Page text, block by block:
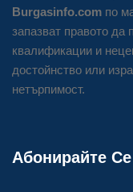
Burgasinfo.com по
запазват правото да
квалификации и
достойнство или
нетърпимост.
Абонирайте